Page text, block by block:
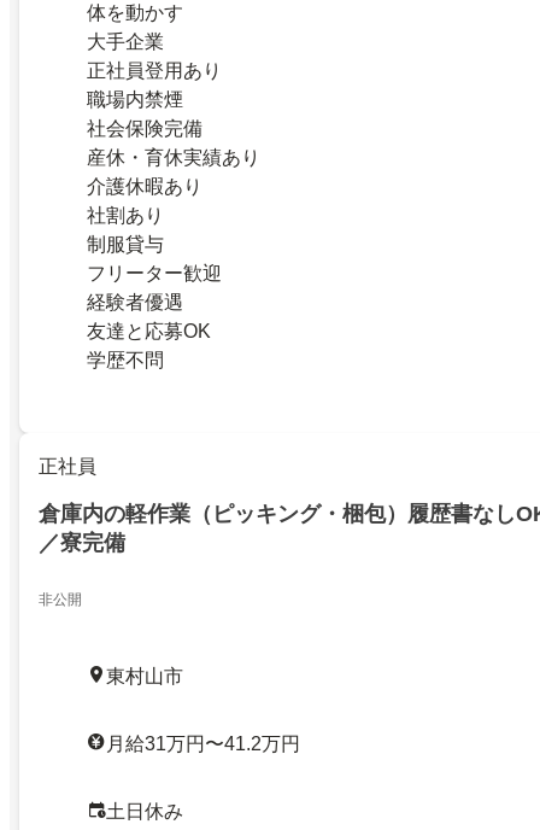
体を動かす
大手企業
正社員登用あり
職場内禁煙
社会保険完備
産休・育休実績あり
介護休暇あり
社割あり
制服貸与
フリーター歓迎
経験者優遇
友達と応募OK
学歴不問
正社員
倉庫内の軽作業（ピッキング・梱包）履歴書なし
／寮完備
非公開
東村山市
月給31万円〜41.2万円
土日休み